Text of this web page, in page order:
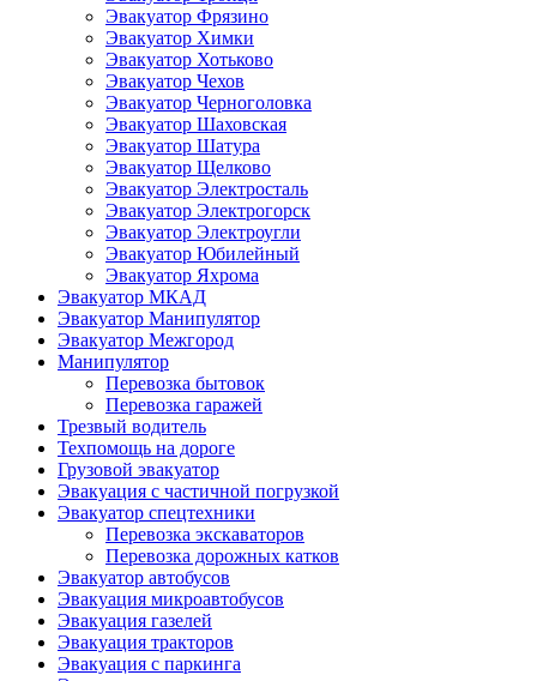
Эвакуатор Фрязино
Эвакуатор Химки
Эвакуатор Хотьково
Эвакуатор Чехов
Эвакуатор Черноголовка
Эвакуатор Шаховская
Эвакуатор Шатура
Эвакуатор Щелково
Эвакуатор Электросталь
Эвакуатор Электрогорск
Эвакуатор Электроугли
Эвакуатор Юбилейный
Эвакуатор Яхрома
Эвакуатор МКАД
Эвакуатор Манипулятор
Эвакуатор Межгород
Манипулятор
Перевозка бытовок
Перевозка гаражей
Трезвый водитель
Техпомощь на дороге
Грузовой эвакуатор
Эвакуация с частичной погрузкой
Эвакуатор спецтехники
Перевозка экскаваторов
Перевозка дорожных катков
Эвакуатор автобусов
Эвакуация микроавтобусов
Эвакуация газелей
Эвакуация тракторов
Эвакуация с паркинга